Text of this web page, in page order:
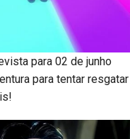
para 02 de junho
para tentar resgatar